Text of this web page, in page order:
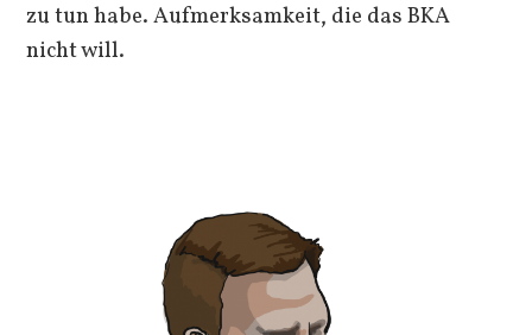
zu tun habe. Aufmerksamkeit, die das BKA
nicht will.